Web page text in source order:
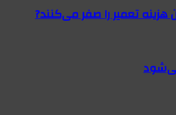
هزینه تعمیر را صفر می‌کنند?